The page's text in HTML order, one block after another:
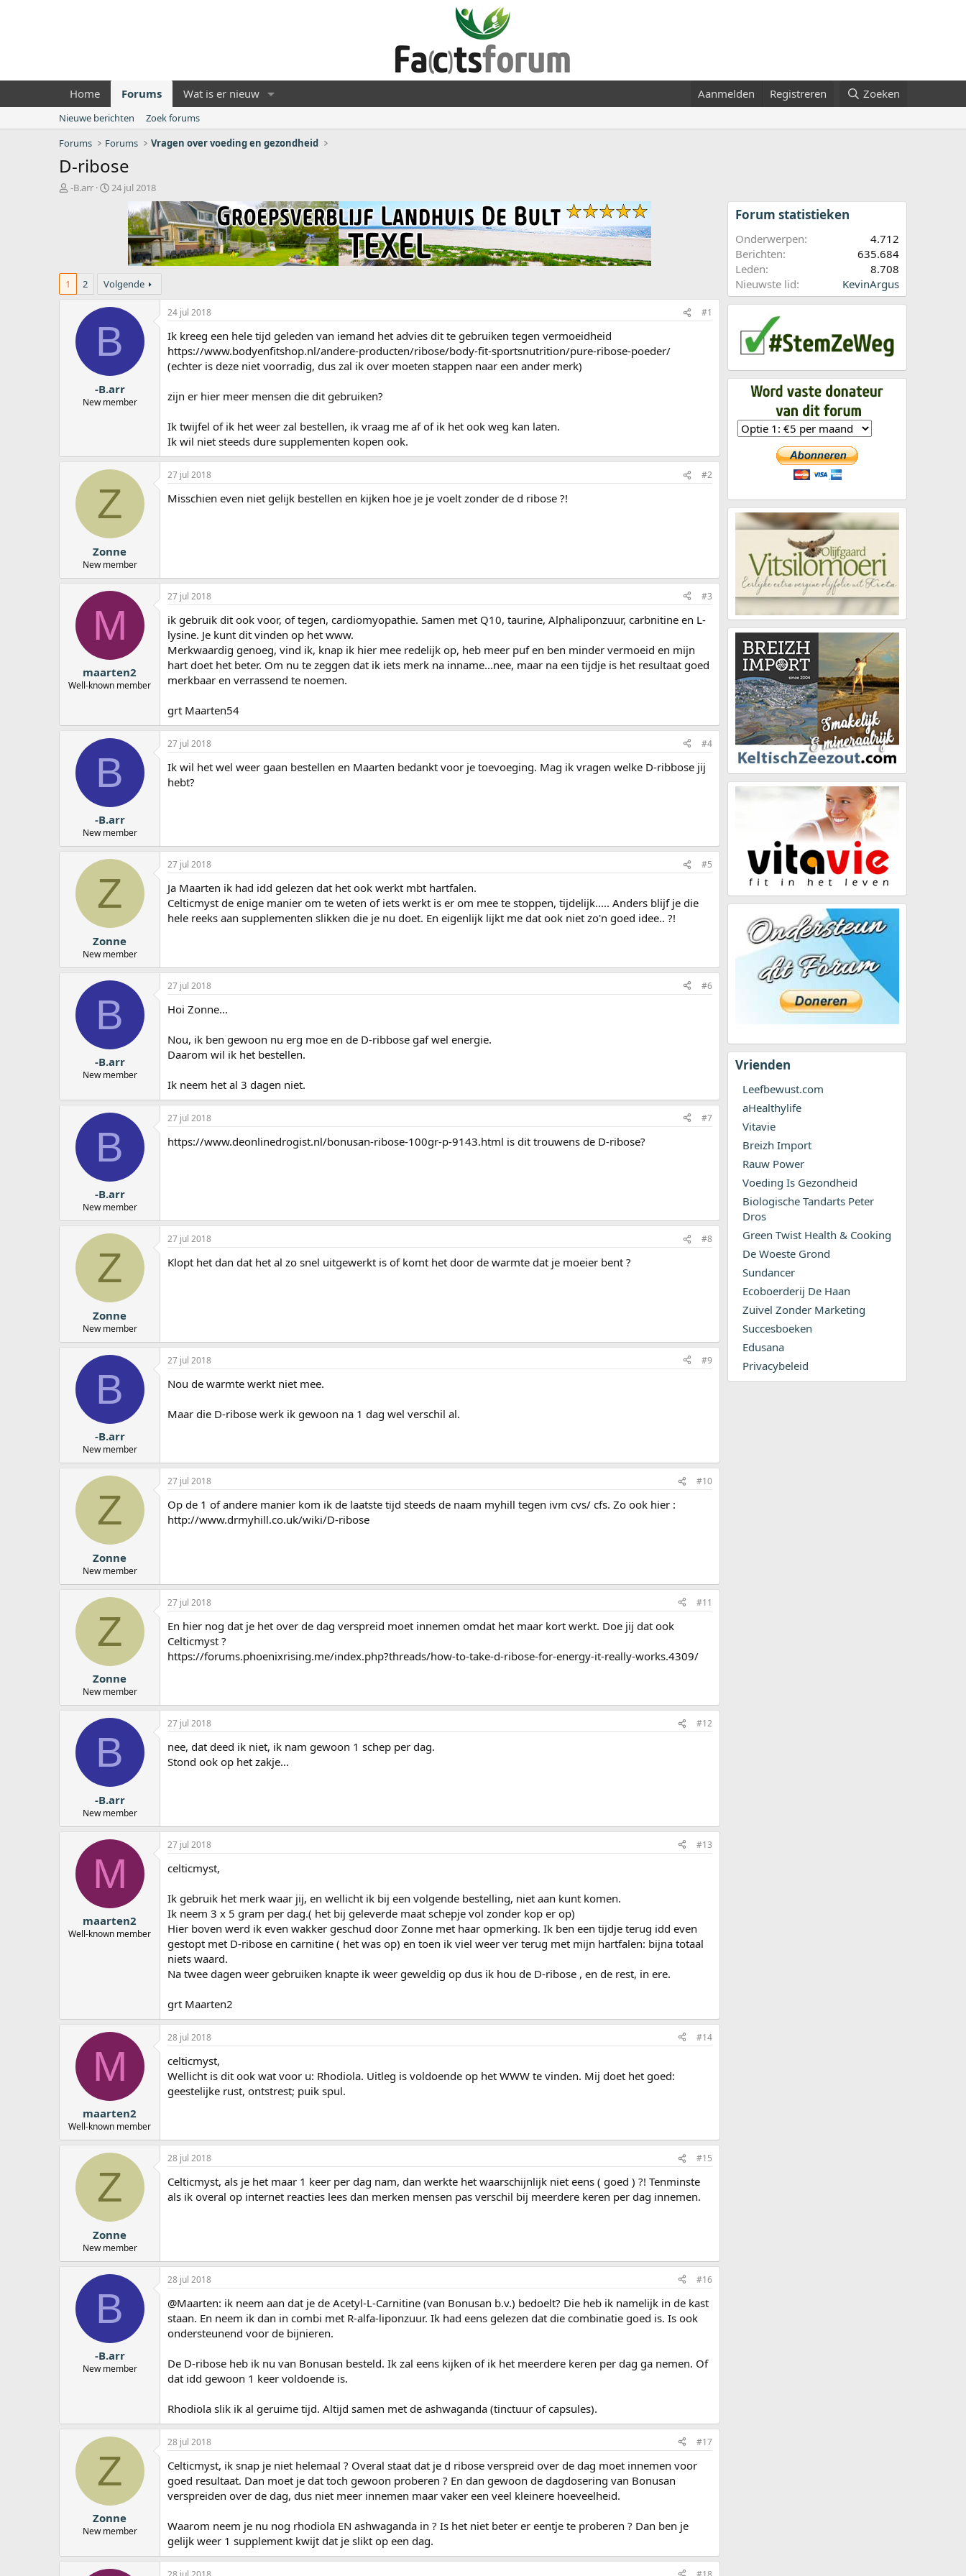
Home Forums Wat is er nieuw Aanmelden Registreren Zoeken
Nieuwe berichten
Zoek forums
Forums
Forums Vragen over voeding en gezondheid
D-ribose
O
r
-B.arr
S
u
24 jul 2018
1 2 Volgende
B
-B.arr
New member
24 jul 2018 #1
Ik kreeg een hele tijd geleden van iemand het advies dit te gebruiken tegen vermoeidheid
https://www.bodyenfitshop.nl/andere-producten/ribose/body-fit-sportsnutrition/pure-ribose-poeder/
(echter is deze niet voorradig, dus zal ik over moeten stappen naar een ander merk)
zijn er hier meer mensen die dit gebruiken?
Ik twijfel of ik het weer zal bestellen, ik vraag me af of ik het ook weg kan laten.
Ik wil niet steeds dure supplementen kopen ook.
Z
Zonne
New member
27 jul 2018 #2
Misschien even niet gelijk bestellen en kijken hoe je je voelt zonder de d ribose ?!
M
maarten2
Well-known member
27 jul 2018 #3
ik gebruik dit ook voor, of tegen, cardiomyopathie. Samen met Q10, taurine, Alphaliponzuur, carbnitine en L-
lysine. Je kunt dit vinden op het www.
Merkwaardig genoeg, vind ik, knap ik hier mee redelijk op, heb meer puf en ben minder vermoeid en mijn
hart doet het beter. Om nu te zeggen dat ik iets merk na inname...nee, maar na een tijdje is het resultaat goed
merkbaar en verrassend te noemen.
grt Maarten54
B
-B.arr
New member
27 jul 2018 #4
Ik wil het wel weer gaan bestellen en Maarten bedankt voor je toevoeging. Mag ik vragen welke D-ribbose jij
hebt?
Z
Zonne
New member
27 jul 2018 #5
Ja Maarten ik had idd gelezen dat het ook werkt mbt hartfalen.
Celticmyst de enige manier om te weten of iets werkt is er om mee te stoppen, tijdelijk..... Anders blijf je die
hele reeks aan supplementen slikken die je nu doet. En eigenlijk lijkt me dat ook niet zo'n goed idee.. ?!
B
-B.arr
New member
27 jul 2018 #6
Hoi Zonne...
Nou, ik ben gewoon nu erg moe en de D-ribbose gaf wel energie.
Daarom wil ik het bestellen.
Ik neem het al 3 dagen niet.
B
-B.arr
New member
27 jul 2018 #7
https://www.deonlinedrogist.nl/bonusan-ribose-100gr-p-9143.html is dit trouwens de D-ribose?
Z
Zonne
New member
27 jul 2018 #8
Klopt het dan dat het al zo snel uitgewerkt is of komt het door de warmte dat je moeier bent ?
B
-B.arr
New member
27 jul 2018 #9
Nou de warmte werkt niet mee.
Maar die D-ribose werk ik gewoon na 1 dag wel verschil al.
Z
Zonne
New member
27 jul 2018 #10
Op de 1 of andere manier kom ik de laatste tijd steeds de naam myhill tegen ivm cvs/ cfs. Zo ook hier :
http://www.drmyhill.co.uk/wiki/D-ribose
Z
Zonne
New member
27 jul 2018 #11
En hier nog dat je het over de dag verspreid moet innemen omdat het maar kort werkt. Doe jij dat ook
Celticmyst ?
https://forums.phoenixrising.me/index.php?threads/how-to-take-d-ribose-for-energy-it-really-works.4309/
B
-B.arr
New member
27 jul 2018 #12
nee, dat deed ik niet, ik nam gewoon 1 schep per dag.
Stond ook op het zakje...
M
maarten2
Well-known member
27 jul 2018 #13
celticmyst,
Ik gebruik het merk waar jij, en wellicht ik bij een volgende bestelling, niet aan kunt komen.
Ik neem 3 x 5 gram per dag.( het bij geleverde maat schepje vol zonder kop er op)
Hier boven werd ik even wakker geschud door Zonne met haar opmerking. Ik ben een tijdje terug idd even
gestopt met D-ribose en carnitine ( het was op) en toen ik viel weer ver terug met mijn hartfalen: bijna totaal
niets waard.
Na twee dagen weer gebruiken knapte ik weer geweldig op dus ik hou de D-ribose , en de rest, in ere.
grt Maarten2
M
maarten2
Well-known member
28 jul 2018 #14
celticmyst,
Wellicht is dit ook wat voor u: Rhodiola. Uitleg is voldoende op het WWW te vinden. Mij doet het goed:
geestelijke rust, ontstrest; puik spul.
Z
Zonne
New member
28 jul 2018 #15
Celticmyst, als je het maar 1 keer per dag nam, dan werkte het waarschijnlijk niet eens ( goed ) ?! Tenminste
als ik overal op internet reacties lees dan merken mensen pas verschil bij meerdere keren per dag innemen.
B
-B.arr
New member
28 jul 2018 #16
@Maarten: ik neem aan dat je de Acetyl-L-Carnitine (van Bonusan b.v.) bedoelt? Die heb ik namelijk in de kast
staan. En neem ik dan in combi met R-alfa-liponzuur. Ik had eens gelezen dat die combinatie goed is. Is ook
ondersteunend voor de bijnieren.
De D-ribose heb ik nu van Bonusan besteld. Ik zal eens kijken of ik het meerdere keren per dag ga nemen. Of
dat idd gewoon 1 keer voldoende is.
Rhodiola slik ik al geruime tijd. Altijd samen met de ashwaganda (tinctuur of capsules).
Z
Zonne
New member
28 jul 2018 #17
Celticmyst, ik snap je niet helemaal ? Overal staat dat je d ribose verspreid over de dag moet innemen voor
goed resultaat. Dan moet je dat toch gewoon proberen ? En dan gewoon de dagdosering van Bonusan
verspreiden over de dag, dus niet meer innemen maar vaker een veel kleinere hoeveelheid.
Waarom neem je nu nog rhodiola EN ashwaganda in ? Is het niet beter er eentje te proberen ? Dan ben je
gelijk weer 1 supplement kwijt dat je slikt op een dag.
Forum statistieken
Onderwerpen
4.712
Berichten
635.684
Leden
8.708
Nieuwste lid
KevinArgus
Vrienden
Leefbewust.com
aHealthylife
Vitavie
Breizh Import
Rauw Power
Voeding Is Gezondheid
Biologische Tandarts Peter
Dros
Green Twist Health & Cooking
De Woeste Grond
Sundancer
Ecoboerderij De Haan
Zuivel Zonder Marketing
Succesboeken
Edusana
Privacybeleid